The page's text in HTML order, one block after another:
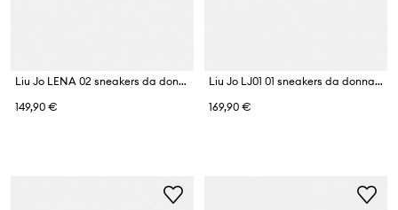
Liu Jo LENA 02 sneakers da donna in scamoscio
149,90 €
Liu Jo LJ01 01 sneakers da donna in pelle
169,90 €